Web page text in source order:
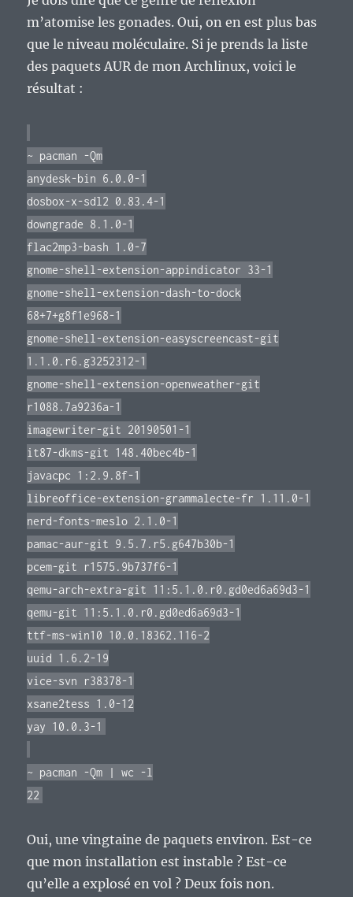
m’atomise les gonades. Oui, on en est plus bas
que le niveau moléculaire. Si je prends la liste
des paquets AUR de mon Archlinux, voici le
résultat :
~ pacman -Qm
anydesk-bin 6.0.0-1
dosbox-x-sdl2 0.83.4-1
downgrade 8.1.0-1
flac2mp3-bash 1.0-7
gnome-shell-extension-appindicator 33-1
gnome-shell-extension-dash-to-dock
68+7+g8f1e968-1
gnome-shell-extension-easyscreencast-git
1.1.0.r6.g3252312-1
gnome-shell-extension-openweather-git
r1088.7a9236a-1
imagewriter-git 20190501-1
it87-dkms-git 148.40bec4b-1
javacpc 1:2.9.8f-1
libreoffice-extension-grammalecte-fr 1.11.0-1
nerd-fonts-meslo 2.1.0-1
pamac-aur-git 9.5.7.r5.g647b30b-1
pcem-git r1575.9b737f6-1
qemu-arch-extra-git 11:5.1.0.r0.gd0ed6a69d3-1
qemu-git 11:5.1.0.r0.gd0ed6a69d3-1
ttf-ms-win10 10.0.18362.116-2
uuid 1.6.2-19
vice-svn r38378-1
xsane2tess 1.0-12
yay 10.0.3-1
~ pacman -Qm | wc -l
22
Oui, une vingtaine de paquets environ. Est-ce
que mon installation est instable ? Est-ce
qu’elle a explosé en vol ? Deux fois non.